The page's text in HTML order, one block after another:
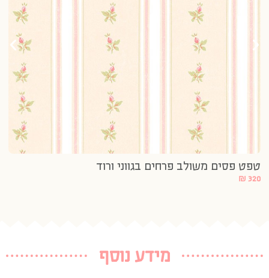
טפט פסים משולב פרחים בגווני ורוד
₪ 320
מידע נוסף